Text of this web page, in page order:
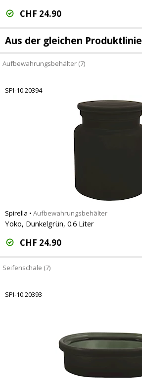
CHF 24.90
Aus der gleichen Produktlinie
Aufbewahrungsbehälter (7)
SPI-10.20394
Spirella • Aufbewahrungsbehälter
Yoko, Dunkelgrün, 0.6 Liter
CHF 24.90
Seifenschale (7)
SPI-10.20393